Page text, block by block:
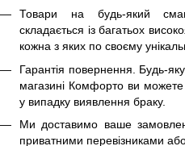
Товари на будь-який
складається із багатьох
кожна з яких по своєму
Гарантія повернення. Будь-
магазині Комфорто ви можете
у випадку виявлення браку.
Ми доставимо ваше
приватними перевізниками